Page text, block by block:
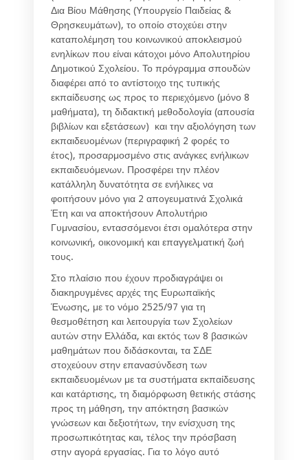
Δια Βίου Μάθησης (Υπουργείο Παιδείας &
Θρησκευμάτων), το οποίο στοχεύει στην
καταπολέμηση του κοινωνικού αποκλεισμού
ενηλίκων που είναι κάτοχοι μόνο Απολυτηρίου
Δημοτικού Σχολείου. Το πρόγραμμα σπουδών
διαφέρει από το αντίστοιχο της τυπικής
εκπαίδευσης ως προς το περιεχόμενο (μόνο 8
μαθήματα), τη διδακτική μεθοδολογία (απουσία
βιβλίων και εξετάσεων) και την αξιολόγηση των
εκπαιδευομένων (περιγραφική 2 φορές το
έτος), προσαρμοσμένο στις ανάγκες ενήλικων
εκπαιδευόμενων. Προσφέρει την πλέον
κατάλληλη δυνατότητα σε ενήλικες να
φοιτήσουν μόνο για 2 απογευματινά Σχολικά
Έτη και να αποκτήσουν Απολυτήριο
Γυμνασίου, εντασσόμενοι έτσι ομαλότερα στην
κοινωνική, οικονομική και επαγγελματική ζωή
τους.
Στο πλαίσιο που έχουν προδιαγράψει οι
διακηρυγμένες αρχές της Ευρωπαϊκής
Ένωσης, με το νόμο 2525/97 για τη
θεσμοθέτηση και λειτουργία των Σχολείων
αυτών στην Ελλάδα, και εκτός των 8 βασικών
μαθημάτων που διδάσκονται, τα ΣΔΕ
στοχεύουν στην επανασύνδεση των
εκπαιδευομένων με τα συστήματα εκπαίδευσης
και κατάρτισης, τη διαμόρφωση θετικής στάσης
προς τη μάθηση, την απόκτηση βασικών
γνώσεων και δεξιοτήτων, την ενίσχυση της
προσωπικότητας και, τέλος την πρόσβαση
στην αγορά εργασίας. Για το λόγο αυτό